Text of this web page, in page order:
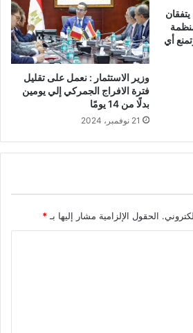
أي
وزير الاستثمار : نعمل على تقليل
فترة الافراج الجمركي إلي يومين
بدلًا من 14 يومًا
21 نوفمبر، 2024
الحقول الإلزامية مشار إليها بـ *